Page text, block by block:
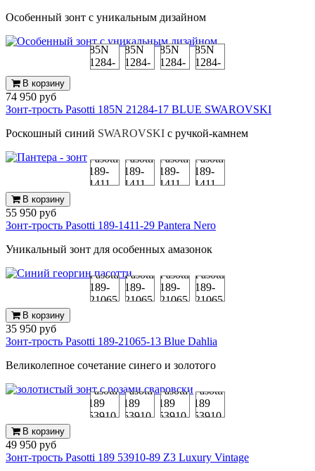
Особенный зонт с уникальным дизайном
В корзину
74 950 руб
Зонт-трость Pasotti 185N 21284-17 BLUE SWAROVSKI
Роскошный синий SWAROVSKI с ручкой-камнем
В корзину
55 950 руб
Зонт-трость Pasotti 189-1411-29 Pantera Nero
Уникальный зонт для особенных амазонок
В корзину
35 950 руб
Зонт-трость Pasotti 189-21065-13 Blue Dahlia
Великолепное сочетание синего и золотого
В корзину
49 950 руб
Зонт-трость Pasotti 189 53910-89 Z3 Luxury Vintage